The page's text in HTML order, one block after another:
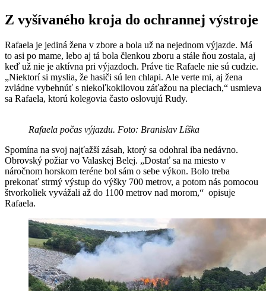
Z vyšívaného kroja do ochrannej výstroje
Rafaela je jediná žena v zbore a bola už na nejednom výjazde. Má
to asi po mame, lebo aj tá bola členkou zboru a stále ňou zostala, aj
keď už nie je aktívna pri výjazdoch. Práve tie Rafaele nie sú cudzie.
„Niektorí si myslia, že hasiči sú len chlapi. Ale verte mi, aj žena
zvládne vybehnúť s niekoľkokilovou záťažou na pleciach,“ usmieva
sa Rafaela, ktorú kolegovia často oslovujú Rudy.
Rafaela počas výjazdu. Foto: Branislav Líška
Spomína na svoj najťažší zásah, ktorý sa odohral iba nedávno.
Obrovský požiar vo Valaskej Belej. „Dostať sa na miesto v
náročnom horskom teréne bol sám o sebe výkon. Bolo treba
prekonať strmý výstup do výšky 700 metrov, a potom nás pomocou
štvorkoliek vyvážali až do 1100 metrov nad morom,“ opisuje
Rafaela.